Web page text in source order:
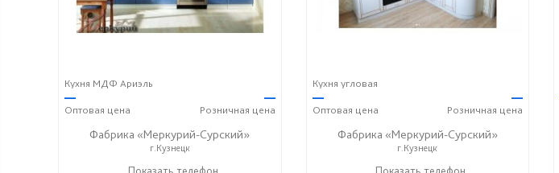
Кухня МДФ Ариэль
—
Оптовая цена
—
Розничная цена
Фабрика «Меркурий-Сурский»
г.Кузнецк
Кухня угловая
—
Оптовая цена
—
Розничная цена
Фабрика «Меркурий-Сурский»
г.Кузнецк